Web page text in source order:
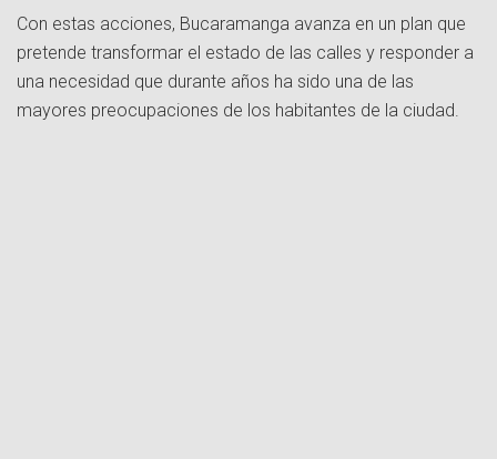
Con estas acciones, Bucaramanga avanza en un plan que
pretende transformar el estado de las calles y responder a
una necesidad que durante años ha sido una de las
mayores preocupaciones de los habitantes de la ciudad.